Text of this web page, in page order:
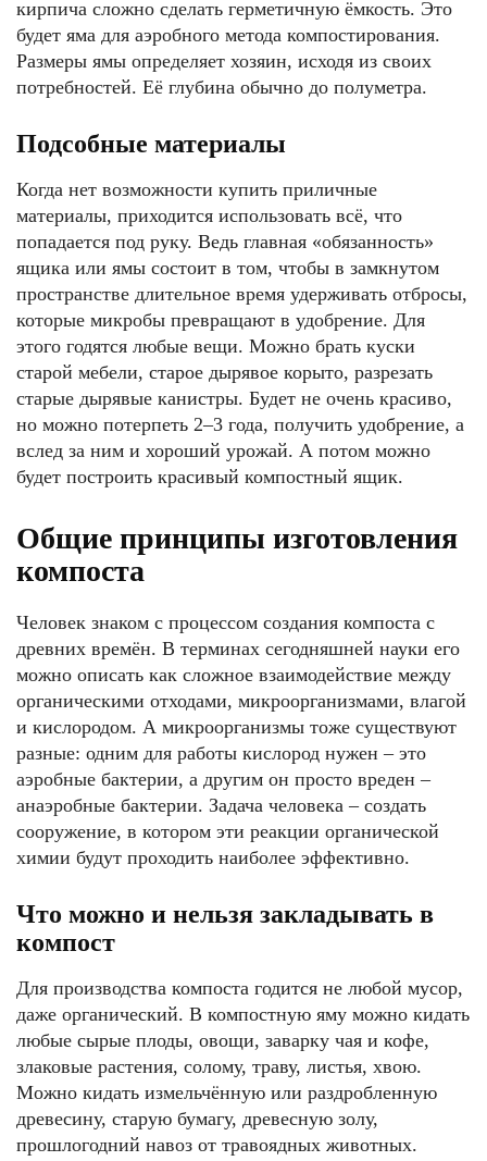
кирпича сложно сделать герметичную ёмкость. Это
будет яма для аэробного метода компостирования.
Размеры ямы определяет хозяин, исходя из своих
потребностей. Её глубина обычно до полуметра.
Подсобные материалы
Когда нет возможности купить приличные
материалы, приходится использовать всё, что
попадается под руку. Ведь главная «обязанность»
ящика или ямы состоит в том, чтобы в замкнутом
пространстве длительное время удерживать отбросы,
которые микробы превращают в удобрение. Для
этого годятся любые вещи. Можно брать куски
старой мебели, старое дырявое корыто, разрезать
старые дырявые канистры. Будет не очень красиво,
но можно потерпеть 2–3 года, получить удобрение, а
вслед за ним и хороший урожай. А потом можно
будет построить красивый компостный ящик.
Общие принципы изготовления
компоста
Человек знаком с процессом создания компоста с
древних времён. В терминах сегодняшней науки его
можно описать как сложное взаимодействие между
органическими отходами, микроорганизмами, влагой
и кислородом. А микроорганизмы тоже существуют
разные: одним для работы кислород нужен – это
аэробные бактерии, а другим он просто вреден –
анаэробные бактерии. Задача человека – создать
сооружение, в котором эти реакции органической
химии будут проходить наиболее эффективно.
Что можно и нельзя закладывать в
компост
Для производства компоста годится не любой мусор,
даже органический. В компостную яму можно кидать
любые сырые плоды, овощи, заварку чая и кофе,
злаковые растения, солому, траву, листья, хвою.
Можно кидать измельчённую или раздробленную
древесину, старую бумагу, древесную золу,
прошлогодний навоз от травоядных животных.